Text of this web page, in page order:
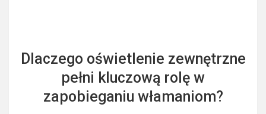
Dlaczego oświetlenie zewnętrzne
pełni kluczową rolę w
zapobieganiu włamaniom?